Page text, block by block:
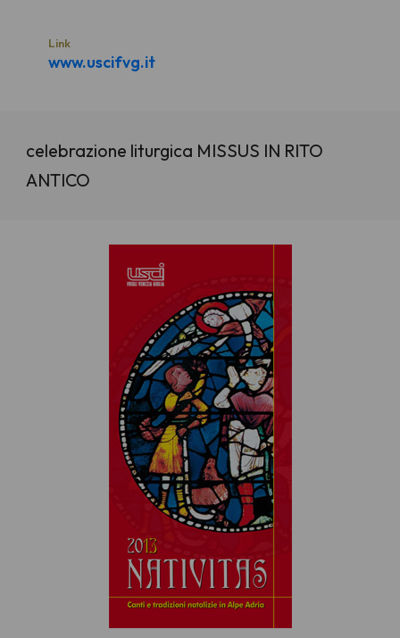
Link
www.uscifvg.it
celebrazione liturgica MISSUS IN RITO
ANTICO